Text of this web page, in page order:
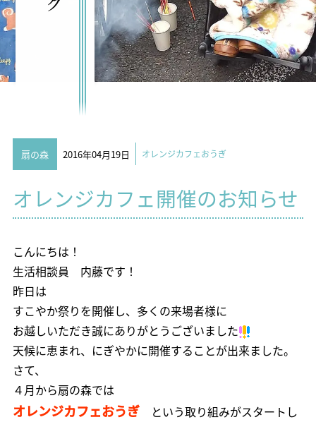
扇の森 2016年04月19日 オレンジカフェおうぎ
オレンジカフェ開催のお知らせ
こんにちは！
生活相談員 内藤です！
昨日は
すこやか祭りを開催し、多くの来場者様に
お越しいただき誠にありがとうございました
天候に恵まれ、にぎやかに開催することが出来ました。
さて、
４月から扇の森では
オレンジカフェおうぎ
という取り組みがスタートし